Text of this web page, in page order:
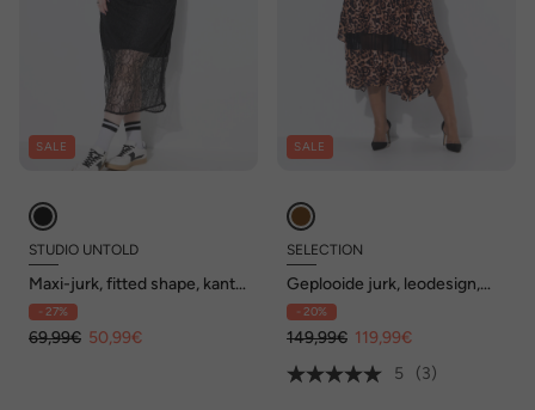
SALE
STUDIO UNTOLD
Maxi-jurk, fitted shape, kant,
ondoorzichtige onderjurk
- 27%
69,99€ 50,99€
SALE
SELECTION
Geplooide jurk, leodesign,
tuniekhals, lange mouw
- 20%
149,99€ 119,99€
5
(3)